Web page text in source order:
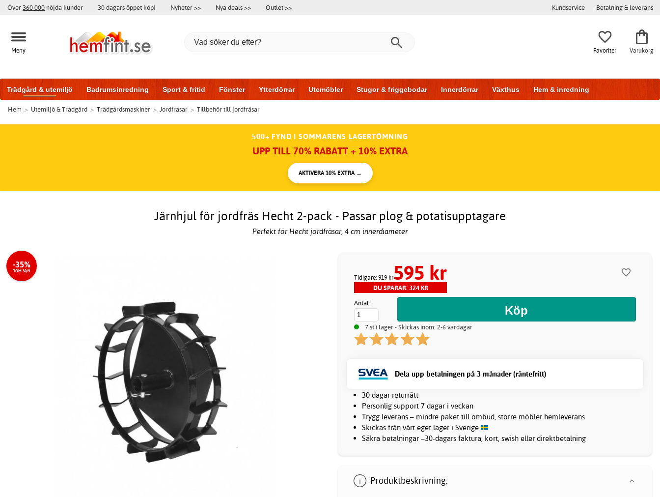
Över 360 000 nöjda kunder 30 dagars öppet köp! Nyheter >> Nya deals >> Outlet >> Kundservice Betalning & leverans
Meny Favoriter Varukorg
Trädgård & utemiljö Badrumsinredning Sport & fritid Fönster Ytterdörrar Utemöbler Stugor & friggebodar Innerdörrar Växthus Hem & inredning
Badrumsmöbler Träningsutrustning Garageportar Bil & garage
Hem > Utemiljö & Trädgård > Trädgårdsmaskiner > Jordfräsar > Tillbehör till jordfräsar
500+ FYND I SOMMARENS LAGERTÖMNING
UPP TILL 70% RABATT + 10% EXTRA
AKTIVERA 10% EXTRA →
Järnhjul för jordfräs Hecht 2-pack - Passar plog & potatisupptagare
Perfekt för Hecht jordfräsar, 4 cm innerdiameter
-35%
TOM 30/9
Tidigare: 919 kr595 kr
DU SPARAR: 324 KR
Antal:
7 st i lager - Skickas inom: 2-6 vardagar
Dela upp betalningen på 3 månader (räntefritt)
30 dagar returrätt
Personlig support 7 dagar i veckan
Trygg leverans – mindre paket till ombud, större möbler hemleverans
Skickas från vårt eget lager i Sverige
Säkra betalningar –30-dagars faktura, kort, swish eller direktbetalning
Produktbeskrivning: